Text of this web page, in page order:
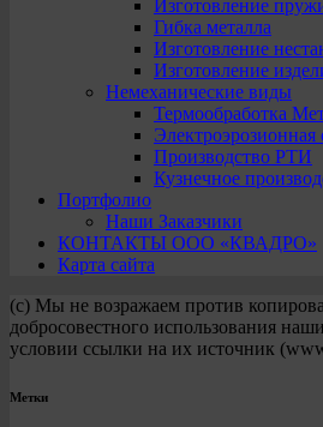
Изготовление
Гибка металла
Изготовление
Изготовление
Немеханические виды
Термообработка
Электроэрозионная
Производство РТИ
Кузнечное
Портфолио
Наши Заказчики
КОНТАКТЫ ООО «КВАДРО»
Карта сайта
(с) Мы не возражаем против
добросовестного использования
условии ссылки на их источник
Метки